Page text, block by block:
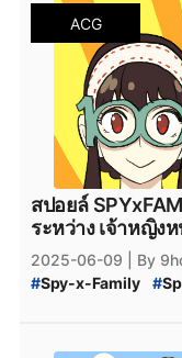
SPY_x_Family_อ่าน
MANGA_Plus ส
สายลับ #การ์ตูนสา
Bilbili #bilibili #
สปาย_x_แฟมิลี่_119
สปายแฟมิลี่_ตอนล่าสุด
SPYxFAMILY_งด #
#SPYxFAMILY_ผู้เขีย
# สปอยล์
ACG
สปอยล์
ระหว่าง เจ้าหญิง
2025-06-09
| By
#Spy-x-Family #
สปายแฟมิลี่_117 #ส